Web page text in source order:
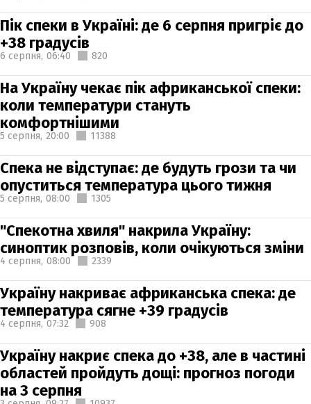
Пік спеки в Україні: де 6 серпня пригріє до
+38 градусів
6 серпня, 06:40 820
На Україну чекає пік африканської спеки:
коли температури стануть
комфортнішими
5 серпня, 20:00 11388
Спека не відступає: де будуть грози та чи
опуститься температура цього тижня
5 серпня, 08:00 1305
"Спекотна хвиля" накрила Україну:
синоптик розповів, коли очікуються зміни
4 серпня, 08:00 2339
Україну накриває африканська спека: де
температура сягне +39 градусів
4 серпня, 07:32 908
Україну накриє спека до +38, але в частині
областей пройдуть дощі: прогноз погоди
на 3 серпня